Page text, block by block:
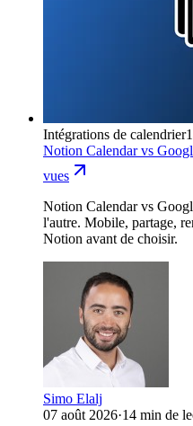
Intégrations de calendrier
Notion Calendar vs
vues
Notion Calendar vs
l'autre. Mobile, partage,
Notion avant de choisir.
Simo Elalj
07 août 2026·14 min de